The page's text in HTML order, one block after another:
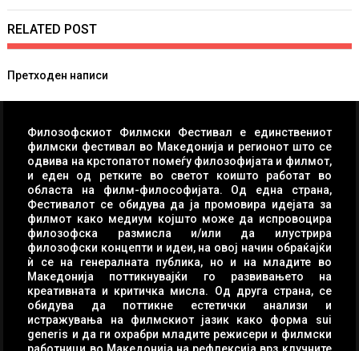
RELATED POST
Навигација
Претходен написи
Филозофскиот Филмски Фестивал е единствениот
филмски фестивал во Македонија и регионот што се
одвива на крстопатот помеѓу филозофијата и филмот,
и еден од ретките во светот коишто работат во
областа на филм-философијата. Од една страна,
Фестивалот се обидува да ја промовира идејата за
филмот како медиум којшто може да испровоцира
филозофска размисла и/или да илустрира
филозофски концепти и идеи, на овој начин обраќајќи
ѝ се на генералната публика, но и на младите во
Македонија поттикнувајќи го развивањето на
креативната и критичка мисла. Од друга страна, се
обидува да поттикне естетички анализи и
истражувања на филмскиот јазик како форма sui
generis и да ги охрабри младите режисери и филмски